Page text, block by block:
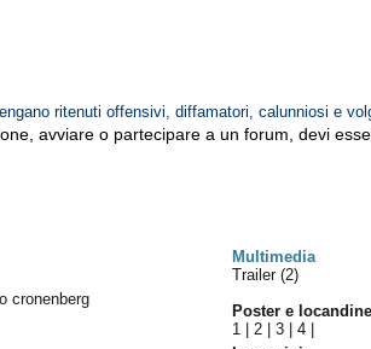
ritenuti offensivi, diffamatori, calunniosi e
avviare o partecipare a un forum, devi
Multimedia
cronenberg
Trailer (2)
Poster e locandine
1 |2 |3 |4